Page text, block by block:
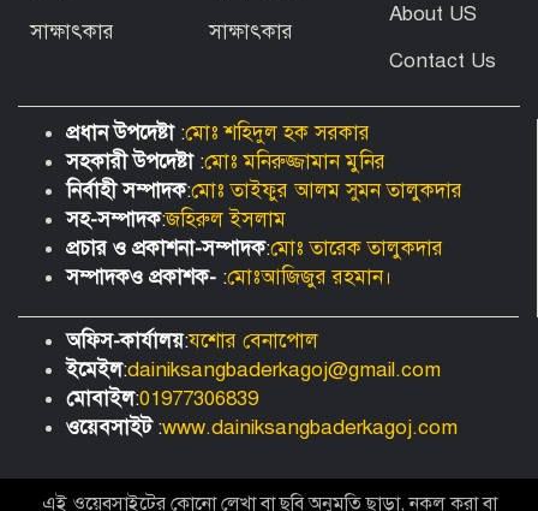
সাক্ষাৎকার
সাক্ষাৎকার
About US
Contact Us
প্রধান উপদেষ্টা :মোঃ শহিদুল হক সরকার
সহকারী উপদেষ্টা :মোঃ মনিরুজ্জামান মুনির
নির্বাহী সম্পাদক:মোঃ তাইফুর আলম সুমন তালুকদার
সহ-সম্পাদক:জহিরুল ইসলাম
প্রচার ও প্রকাশনা-সম্পাদক:মোঃ তারেক তালুকদার
সম্পাদকও প্রকাশক- :মোঃআজিজুর রহমান।
অফিস-কার্যালয়:যশোর বেনাপোল
ইমেইল:dainiksangbaderkagoj@gmail.com
মোবাইল:01977306839
ওয়েবসাইট:www.dainiksangbaderkagoj.com
এই ওয়েবসাইটের কোনো লেখা বা ছবি অনুমতি ছাড়া, নকল করা বা